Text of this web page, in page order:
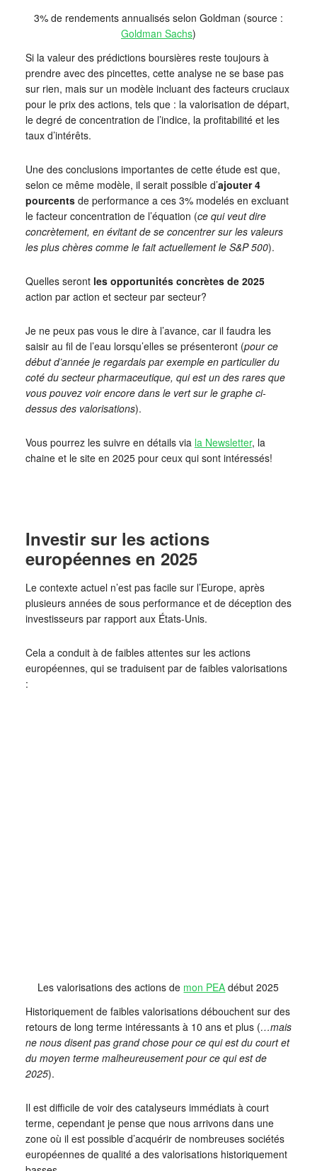
3% de rendements annualisés selon Goldman (source :
Goldman Sachs)
Si la valeur des prédictions boursières reste toujours à
prendre avec des pincettes, cette analyse ne se base pas
sur rien, mais sur un modèle incluant des facteurs cruciaux
pour le prix des actions, tels que : la valorisation de départ,
le degré de concentration de l’indice, la profitabilité et les
taux d’intérêts.
Une des conclusions importantes de cette étude est que,
selon ce même modèle, il serait possible d’ajouter 4
pourcentsde performance a ces 3% modelés en excluant
le facteur concentration de l’équation (ce qui veut dire
concrètement, en évitant de se concentrer sur les valeurs
les plus chères comme le fait actuellement le S&P 500).
Quelles seront les opportunités concrètes de 2025
action par action et secteur par secteur?
Je ne peux pas vous le dire à l’avance, car il faudra les
saisir au fil de l’eau lorsqu’elles se présenteront (pour ce
début d’année je regardais par exemple en particulier du
coté du secteur pharmaceutique, qui est un des rares que
vous pouvez voir encore dans le vert sur le graphe ci-
dessus des valorisations).
Vous pourrez les suivre en détails via la Newsletter, la
chaine et le site en 2025 pour ceux qui sont intéressés!
Investir sur les actions
européennes en 2025
Le contexte actuel n’est pas facile sur l’Europe, après
plusieurs années de sous performance et de déception des
investisseurs par rapport aux États-Unis.
Cela a conduit à de faibles attentes sur les actions
européennes, qui se traduisent par de faibles valorisations
:
Les valorisations des actions de mon PEA début 2025
Historiquement de faibles valorisations débouchent sur des
retours de long terme intéressants à 10 ans et plus (…mais
ne nous disent pas grand chose pour ce qui est du court et
du moyen terme malheureusement pour ce qui est de
2025).
Il est difficile de voir des catalyseurs immédiats à court
terme, cependant je pense que nous arrivons dans une
zone où il est possible d’acquérir de nombreuses sociétés
européennes de qualité a des valorisations historiquement